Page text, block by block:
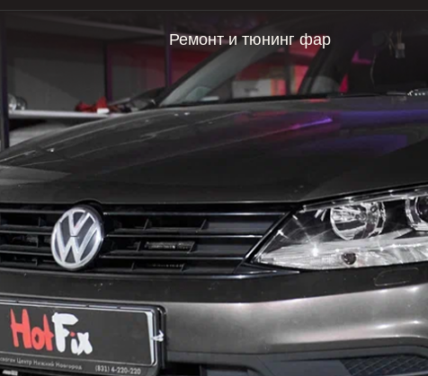
Ремонт и тюнинг фар